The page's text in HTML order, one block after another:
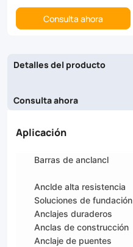
more.
Order
now
for
fast
shipping
and
expert
support!
Consulta ahora
Detalles del producto
Consulta ahora
Aplicación
Barras de anclancl
Anclde alta resistencia
Soluciones de fundación
Anclajes duraderos
Anclas de construcción
Anclaje de puentes